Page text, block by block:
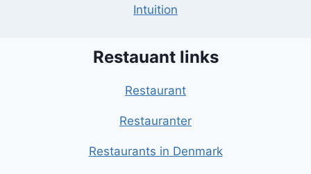
Intuition
Restauant links
Restaurant
Restauranter
Restaurants in Denmark